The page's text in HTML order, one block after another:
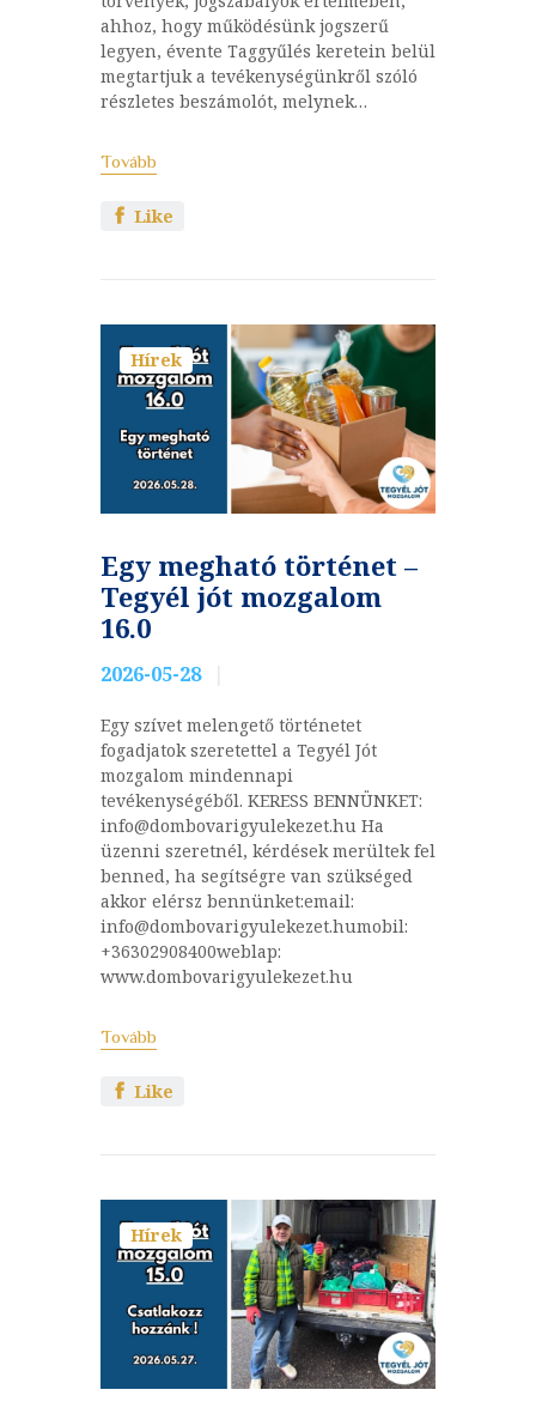
ahhoz, hogy működésünk jogszerű
legyen, évente Taggyűlés keretein belül
megtartjuk a tevékenységünkről szóló
részletes beszámolót, melynek…
Tovább
Like
Hírek
Egy megható történet –
Tegyél jót mozgalom
16.0
2026-05-28
Egy szívet melengető történetet
fogadjatok szeretettel a Tegyél Jót
mozgalom mindennapi
tevékenységéből. KERESS BENNÜNKET:
info@dombovarigyulekezet.hu Ha
üzenni szeretnél, kérdések merültek fel
benned, ha segítségre van szükséged
akkor elérsz bennünket:email:
info@dombovarigyulekezet.humobil:
+36302908400weblap:
www.dombovarigyulekezet.hu
Tovább
Like
Hírek